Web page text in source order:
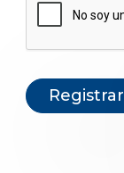
Registrar